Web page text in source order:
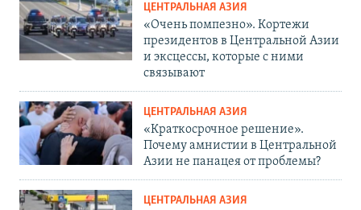
ЦЕНТРАЛЬНАЯ АЗИЯ
«Очень помпезно». Кортежи
президентов в Центральной Азии
и эксцессы, которые с ними
связывают
ЦЕНТРАЛЬНАЯ АЗИЯ
«Краткосрочное решение».
Почему амнистии в Центральной
Азии не панацея от проблемы?
ЦЕНТРАЛЬНАЯ АЗИЯ